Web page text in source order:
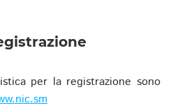
per la registrazione sono